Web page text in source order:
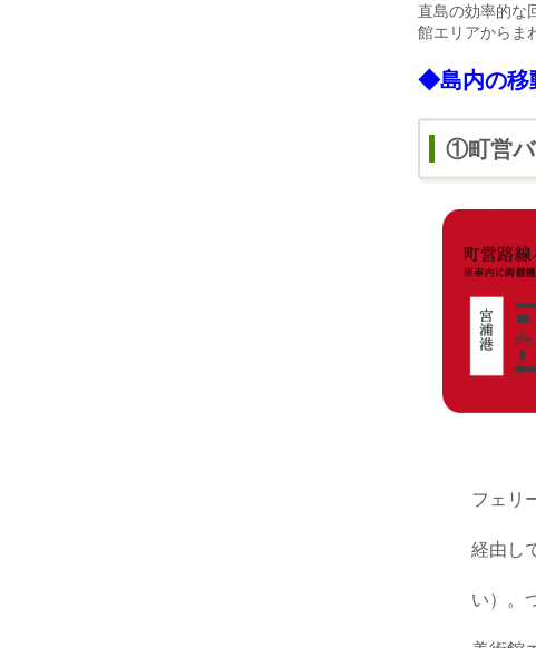
直島の効率的な
館エリアからま
◆島内の移
①町営バ
フェリーの
経由して
い）。つつ